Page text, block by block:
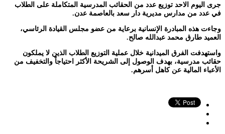
جرى اليوم الاحد توزيع عدد من الحقائب المدرسية المتكاملة على الطلاب
في عدد من مدارس مديرية دار سعد بالعاصمة عدن.
وجاءت هذه المبادرة الإنسانية برعاية من عضو مجلس القيادة الرئاسي،
العميد طارق محمد عبدالله صالح.
واستهدفت الفرق الميدانية خلال عملية التوزيع الطلاب الذين لا يملكون
حقائب مدرسية، بهدف الوصول إلى الشريحة الأكثر احتياجاً والتخفيف من
الأعباء المالية عن كاهل أسرهم.